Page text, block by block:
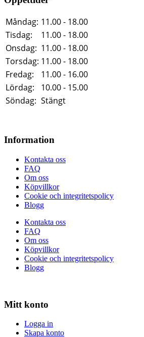
Måndag: 11.00 - 18.00
Tisdag:
11.00 - 18.00
Onsdag: 11.00 - 18.00
Torsdag: 11.00 - 18.00
Fredag:
11.00 - 16.00
Lördag:
10.00 - 15.00
Söndag: Stängt
Information
Kontakta oss
FAQ
Om oss
Köpvillkor
Cookie och integritetspolicy
Blogg
Kontakta oss
FAQ
Om oss
Köpvillkor
Cookie och integritetspolicy
Blogg
Mitt konto
Logga in
Skapa konto